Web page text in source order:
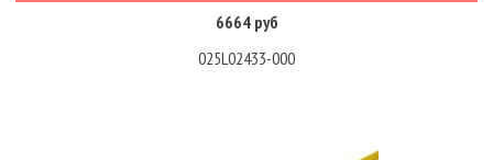
6664 руб
025L02433-000